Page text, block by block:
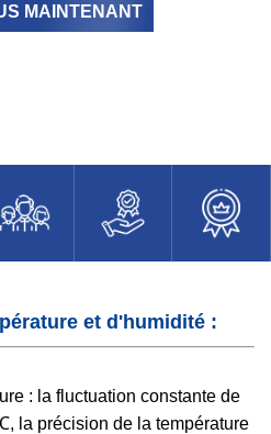
MAINTENANT
et d'humidité :
: la fluctuation constante de
la précision de la température